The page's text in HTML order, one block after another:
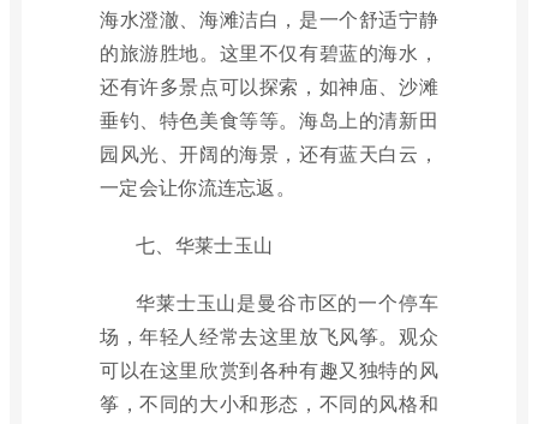
海水澄澈、海滩洁白，是一个舒适宁静
的旅游胜地。这里不仅有碧蓝的海水，
还有许多景点可以探索，如神庙、沙滩
垂钓、特色美食等等。海岛上的清新田
园风光、开阔的海景，还有蓝天白云，
一定会让你流连忘返。
七、华莱士玉山
华莱士玉山是曼谷市区的一个停车
场，年轻人经常去这里放飞风筝。观众
可以在这里欣赏到各种有趣又独特的风
筝，不同的大小和形态，不同的风格和